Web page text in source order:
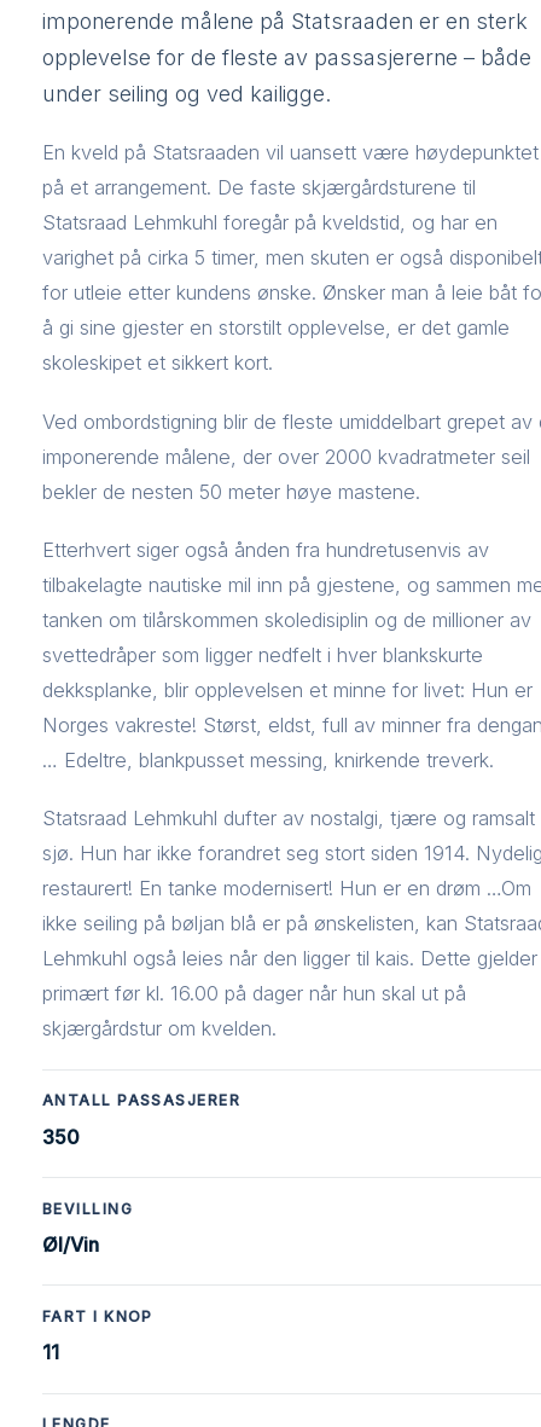
imponerende målene på Statsraaden er en sterk
opplevelse for de fleste av passasjererne – både
under seiling og ved kailigge.
En kveld på Statsraaden vil uansett være høydepunktet
på et arrangement. De faste skjærgårdsturene til
Statsraad Lehmkuhl foregår på kveldstid, og har en
varighet på cirka 5 timer, men skuten er også
for utleie etter kundens ønske. Ønsker man å leie båt
å gi sine gjester en storstilt opplevelse, er det gamle
skoleskipet et sikkert kort.
Ved ombordstigning blir de fleste umiddelbart grepet av
imponerende målene, der over 2000 kvadratmeter seil
bekler de nesten 50 meter høye mastene.
Etterhvert siger også ånden fra hundretusenvis av
tilbakelagte nautiske mil inn på gjestene, og sammen
tanken om tilårskommen skoledisiplin og de millioner av
svettedråper som ligger nedfelt i hver blankskurte
dekksplanke, blir opplevelsen et minne for livet: Hun er
Norges vakreste! Størst, eldst, full av minner fra
… Edeltre, blankpusset messing, knirkende treverk.
Statsraad Lehmkuhl dufter av nostalgi, tjære og ramsalt
sjø. Hun har ikke forandret seg stort siden 1914.
restaurert! En tanke modernisert! Hun er en drøm …Om
ikke seiling på bøljan blå er på ønskelisten, kan
Lehmkuhl også leies når den ligger til kais. Dette gjelder
primært før kl. 16.00 på dager når hun skal ut på
skjærgårdstur om kvelden.
ANTALL PASSASJERER
350
BEVILLING
Øl/Vin
FART I KNOP
11